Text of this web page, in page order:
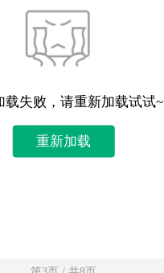
载失败，请重新加载试试~
重新加载